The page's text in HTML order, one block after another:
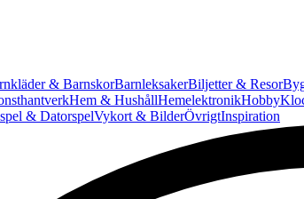
& BarnskorBarnleksakerBiljetter & Resor
Hem & HushållHemelektronikHobby
& DatorspelVykort & BilderÖvrigtInspiration